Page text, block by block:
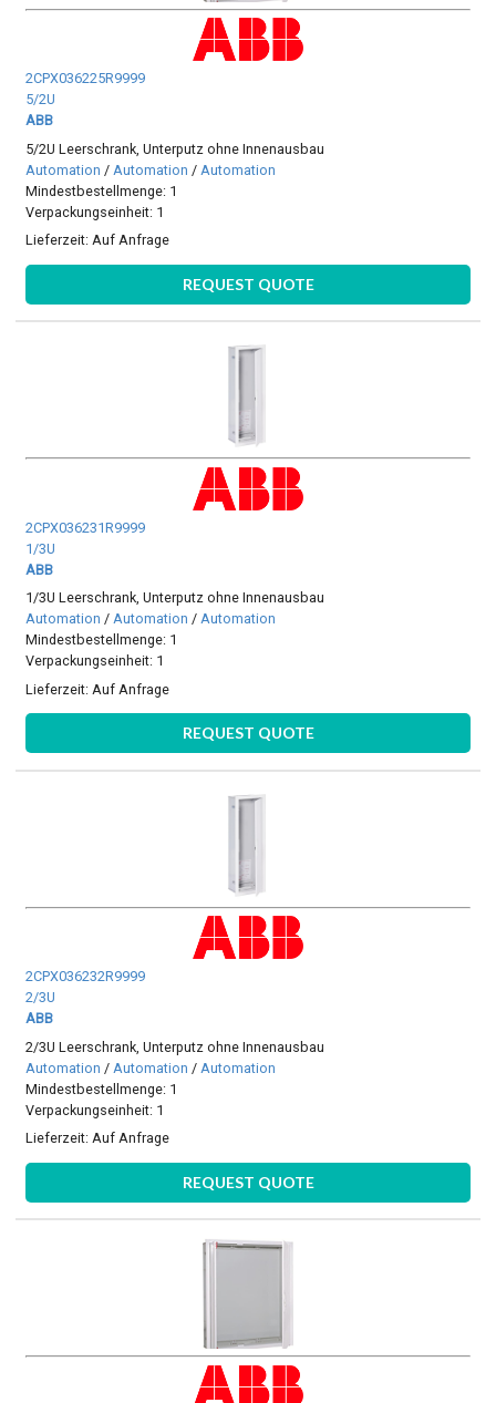
2CPX036225R9999
5/2U
ABB
5/2U Leerschrank, Unterputz ohne Innenausbau
Automation / Automation / Automation
Mindestbestellmenge: 1
Verpackungseinheit: 1
Lieferzeit:Auf Anfrage
REQUEST QUOTE
2CPX036231R9999
1/3U
ABB
1/3U Leerschrank, Unterputz ohne Innenausbau
Automation /Automation /Automation
Mindestbestellmenge: 1
Verpackungseinheit: 1
Lieferzeit: Auf Anfrage
REQUEST QUOTE
2CPX036232R9999
2/3U
ABB
2/3U Leerschrank, Unterputz ohne Innenausbau
Automation / Automation / Automation
Mindestbestellmenge: 1
Verpackungseinheit: 1
Lieferzeit: Auf Anfrage
REQUEST QUOTE